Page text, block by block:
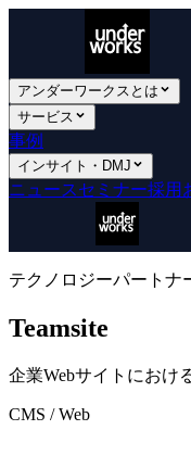
アンダーワークスとは
サービス
事例
インサイト・DMJ
ニュース セミナー採用
テクノロジーパートナ
Teamsite
企業Webサイトにおけ
CMS / Web